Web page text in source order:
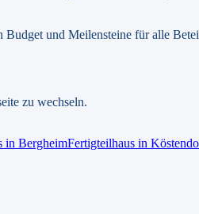
und Meilensteine für alle
zu wechseln.
in BergheimFertigteilhaus in